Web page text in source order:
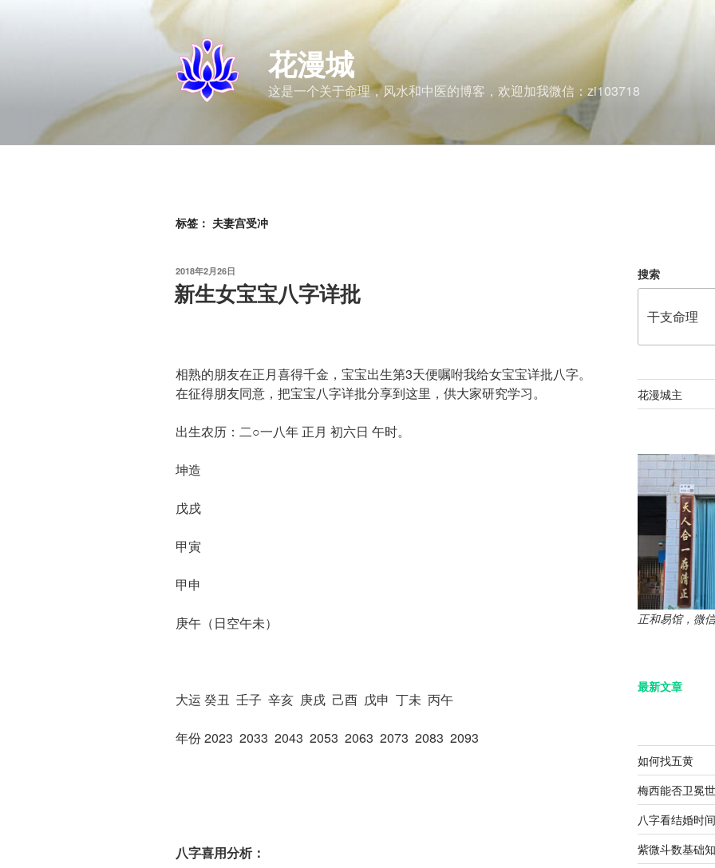
花漫城
这是一个关于命理，风水和中医的博客，欢迎加我微信：zi103718
标签： 夫妻宫受冲
发
布
于
2018年2月26日
新生女宝宝八字详批
相熟的朋友在正月喜得千金，宝宝出生第3天便嘱咐我给女宝宝详批八字。
在征得朋友同意，把宝宝八字详批分享到这里，供大家研究学习。
出生农历：二○一八年 正月 初六日 午时。
坤造
戊戌
甲寅
甲申
庚午（日空午未）
大运 癸丑 壬子 辛亥 庚戌 己酉 戊申 丁未 丙午
年份 2023 2033 2043 2053 2063 2073 2083 2093
八字喜用分析：
搜索
花漫城主
正和易馆，微
最新文章
如何找五黄
梅西能否卫冕
八字看结婚时间
紫微斗数基础